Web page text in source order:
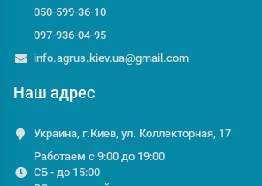
050-599-36-10
097-936-04-95
info.agrus.kiev.ua@gmail.com
Наш адрес
Украина, г.Киев, ул. Коллекторная, 17
Работаем с 9:00 до 19:00
СБ - до 15:00